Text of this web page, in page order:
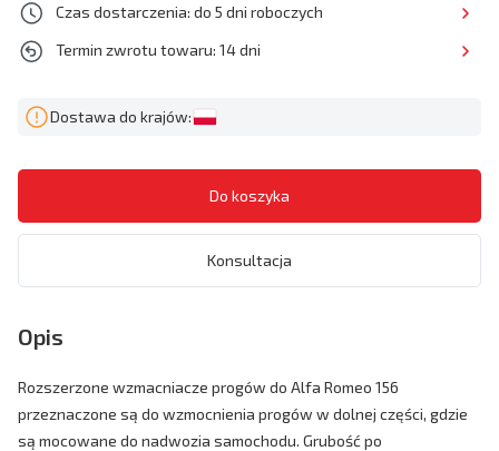
Czas dostarczenia: do 5 dni roboczych
Termin zwrotu towaru: 14 dni
Dostawa do krajów:
Konsultacja
Opis
Rozszerzone wzmacniacze progów do Alfa Romeo 156
przeznaczone są do wzmocnienia progów w dolnej części, gdzie
są mocowane do nadwozia samochodu. Grubość po